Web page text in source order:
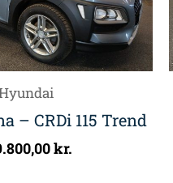
– CRDi 115 Trend
kr.